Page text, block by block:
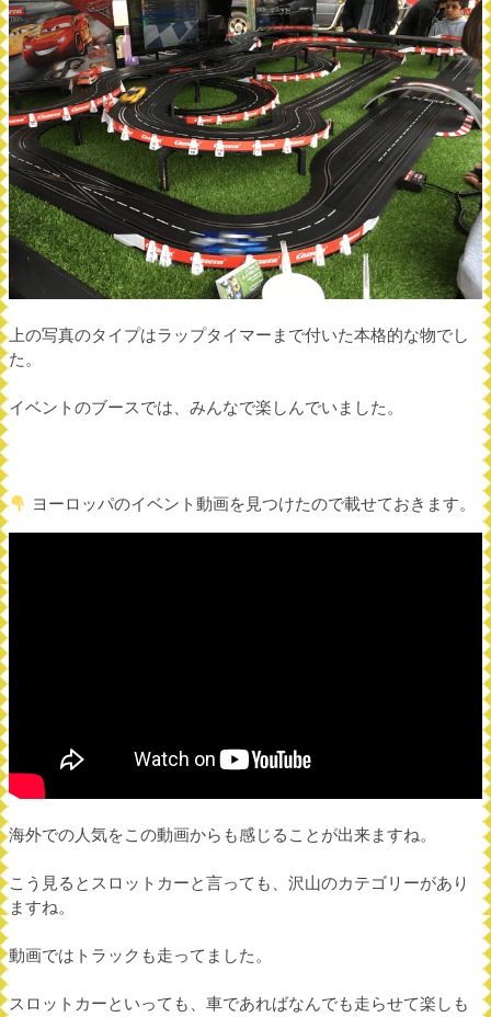
上の写真のタイプはラップタイマーまで付いた本格的な物でし
た。
イベントのブースでは、みんなで楽しんでいました。
ヨーロッパのイベント動画を見つけたので載せておきます。
海外での人気をこの動画からも感じることが出来ますね。
こう見るとスロットカーと言っても、沢山のカテゴリーがあり
ますね。
動画ではトラックも走ってました。
スロットカーといっても、車であればなんでも走らせて楽しも